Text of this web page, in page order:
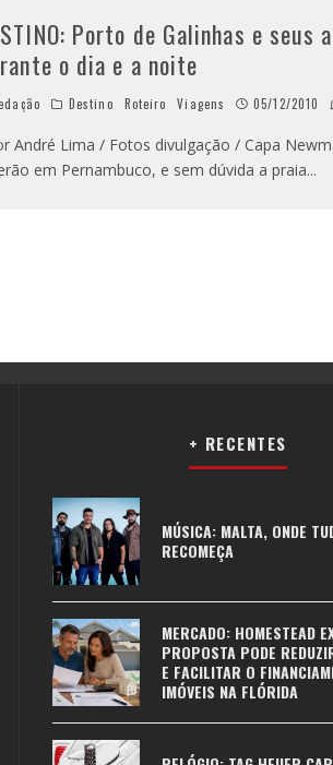
Porto de Galinhas e seus
o dia e a noite
Destino Roteiro Viagens 05/12/2010
André Lima / Fotos divulgação / Capa
em Pernambuco, e sem dúvida a praia...
+ RECENTES
MÚSICA: MALTA, ONDE
RECOMEÇA
MERCADO: HOMESTEAD
PROPOSTA PODE
E FACILITAR O
IMÓVEIS NA FLÓRIDA